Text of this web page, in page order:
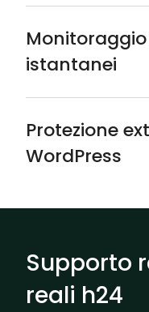
istantanei
Protezione
WordPress
Supporto
reali h24